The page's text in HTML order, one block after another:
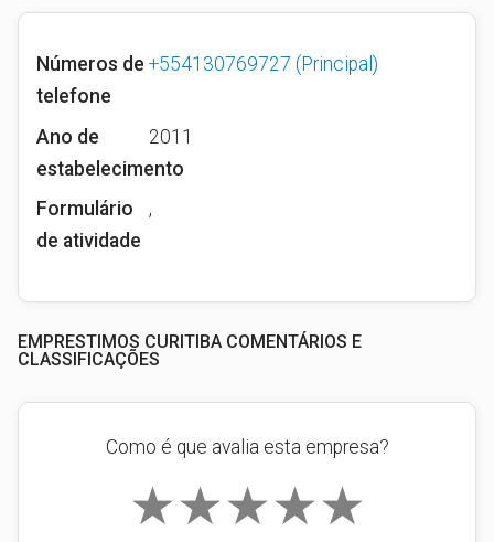
Números de
telefone
+554130769727 (Principal)
Ano de
estabelecimento
2011
Formulário
de atividade
,
EMPRESTIMOS CURITIBA COMENTÁRIOS E
CLASSIFICAÇÕES
Como é que avalia esta empresa?
★
★
★
★
★